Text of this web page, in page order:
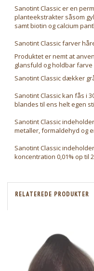
Sanotint Classic er en
planteekstrakter såsom
samt biotin og calcium
Sanotint Classic farver
Produktet er nemt at
glansfuld og holdbar
Sanotint Classic dækker
Sanotint Classic kan fås i
blandes til ens helt egen
Sanotint Classic
metaller, formaldehyd og
Sanotint Classic
koncentration 0,01% op til
RELATEREDE PRODUKTER